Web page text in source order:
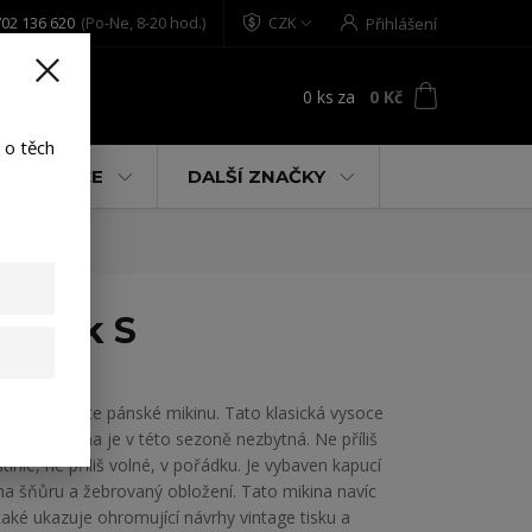
CZK Přihlášení
136 620 (Po-Ne, 8-20 hod.)
0 ks za 0 Kč
% AKCE DALŠÍ ZNAČKY
S
vítejte pánské mikinu. Tato klasická vysoce
mikina je v této sezoně nezbytná. Ne příliš
ne příliš volné, v pořádku. Je vybaven kapucí
šňůru a žebrovaný obložení. Tato mikina navíc
ukazuje ohromující návrhy vintage tisku a
těch